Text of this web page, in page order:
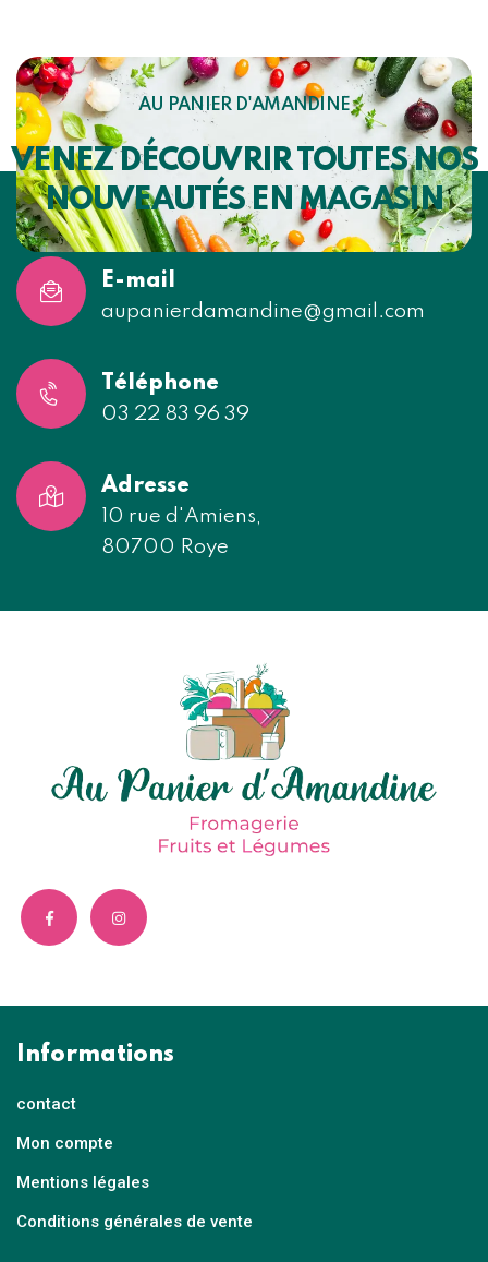
AU PANIER D'AMANDINE
VENEZ DÉCOUVRIR TOUTES NOS
NOUVEAUTÉS EN MAGASIN
E-mail
aupanierdamandine@gmail.com
Téléphone
03 22 83 96 39
Adresse
10 rue d'Amiens,
80700 Roye
Informations
contact
Mon compte
Mentions légales
Conditions générales de vente